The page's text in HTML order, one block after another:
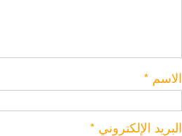
الاسم *
البريد الإلكتروني *